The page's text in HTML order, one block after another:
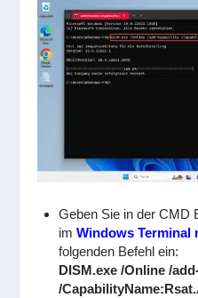
Geben Sie in der CMD
imWindows Terminal
folgenden Befehl ein:
DISM.exe /Online /
/